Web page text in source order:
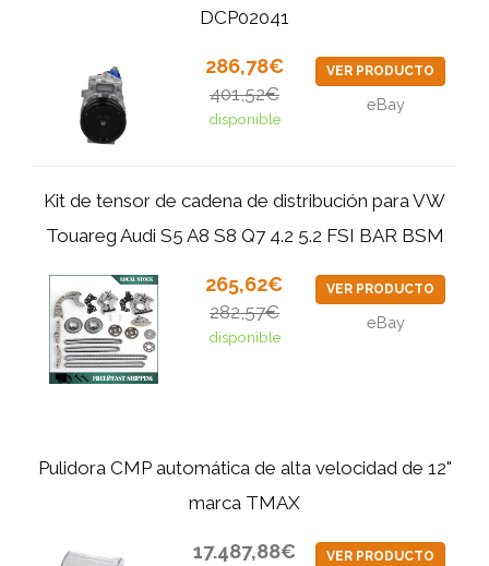
DCP02041
286,78€
401,52€
disponible
VER PRODUCTO
eBay
Kit de tensor de cadena de distribución para VW
Touareg Audi S5 A8 S8 Q7 4.2 5.2 FSI BAR BSM
265,62€
282,57€
disponible
VER PRODUCTO
eBay
Pulidora CMP automática de alta velocidad de 12"
marca TMAX
17.487,88€ VER PRODUCTO